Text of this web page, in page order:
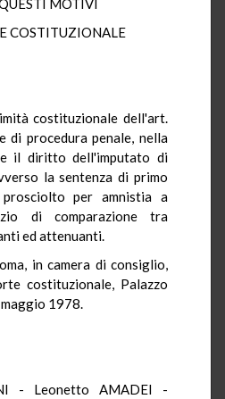
MOTIVI
COSTITUZIONALE
costituzionale dell'art.
di procedura penale, nella
il diritto dell'imputato di
la sentenza di primo
per amnistia a
di comparazione tra
ed attenuanti.
in camera di consiglio,
costituzionale, Palazzo
1978.
- Leonetto AMADEI -